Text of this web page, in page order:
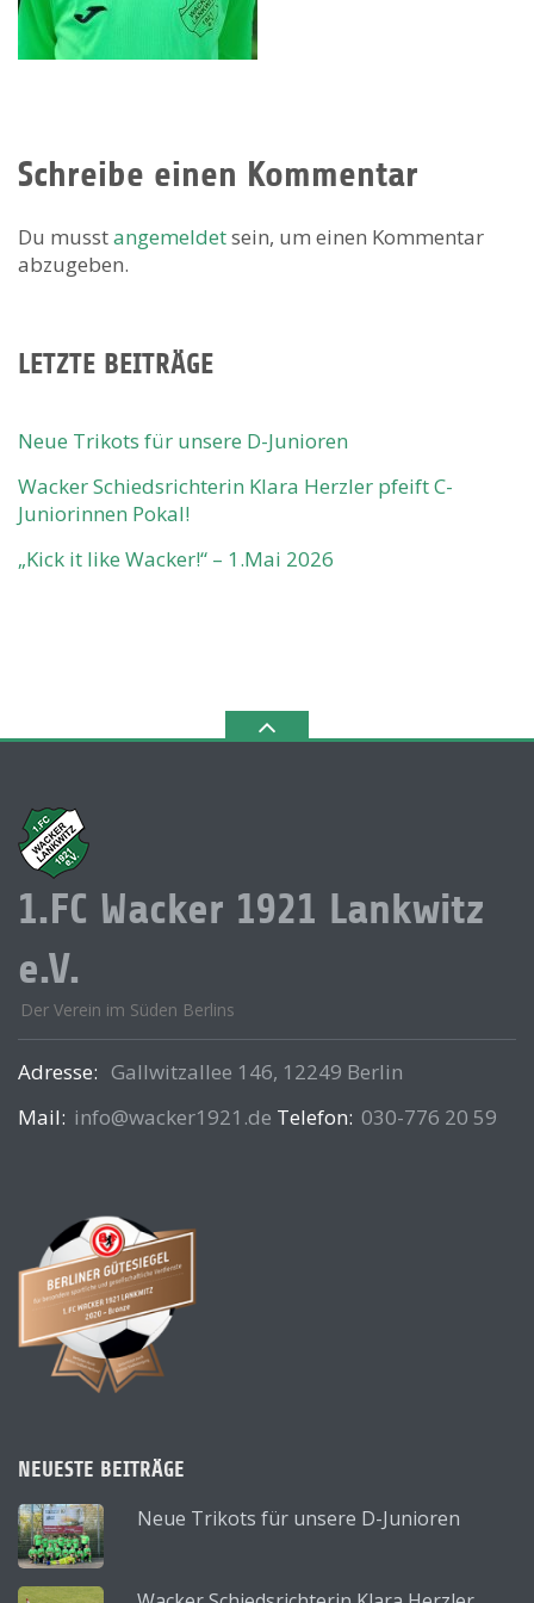
Schreibe einen Kommentar
Du musstangemeldetsein, um einen Kommentar
abzugeben.
LETZTE BEITRÄGE
Neue Trikots für unsere D-Junioren
Wacker Schiedsrichterin Klara Herzler pfeift C-
Juniorinnen Pokal!
„Kick it like Wacker!“ – 1.Mai 2026
1.FC Wacker 1921 Lankwitz
e.V.
Der Verein im Süden Berlins
Adresse: Gallwitzallee 146, 12249 Berlin
Mail: info@wacker1921.de Telefon: 030-776 20 59
NEUESTE BEITRÄGE
Neue Trikots für unsere D-Junioren